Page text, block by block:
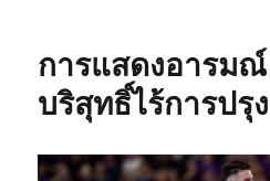
การแสดงอารม
บริสุทธิ์ไร้การปรุ